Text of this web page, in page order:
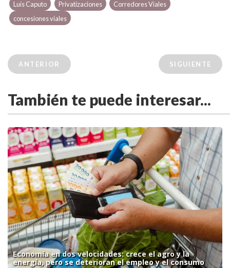
Luis Caputo Privatizaciones
Corredores Viales
concesiones viales
ANTERIOR SIGUIENTE
También te puede interesar...
Economía en dos velocidades: crece el agro y la
energía, pero se deterioran el empleo y el consumo